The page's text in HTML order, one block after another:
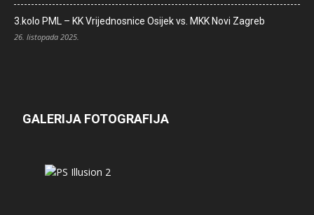
3.kolo PML – KK Vrijednosnice Osijek vs. MKK Novi Zagreb
26. listopada 2025.
GALERIJA FOTOGRAFIJA